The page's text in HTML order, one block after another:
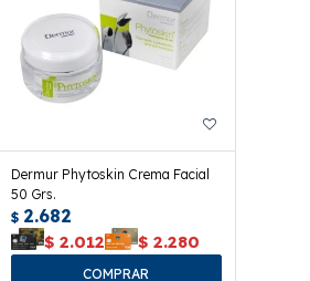
Dermur Phytoskin Crema Facial
50 Grs.
$ 2.682
$ 2.012 $ 2.280